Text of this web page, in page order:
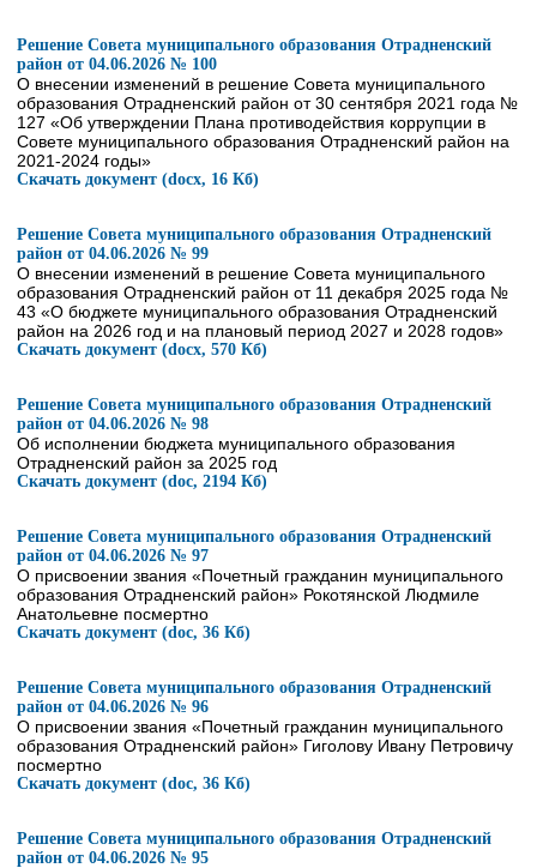
Решение Совета муниципального образования Отрадненский
район от 04.06.2026 № 100
О внесении изменений в решение Совета муниципального
образования Отрадненский район от 30 сентября 2021 года №
127 «Об утверждении Плана противодействия коррупции в
Совете муниципального образования Отрадненский район на
2021-2024 годы»
Скачать документ (docx, 16 Кб)
Решение Совета муниципального образования Отрадненский
район от 04.06.2026 № 99
О внесении изменений в решение Совета муниципального
образования Отрадненский район от 11 декабря 2025 года №
43 «О бюджете муниципального образования Отрадненский
район на 2026 год и на плановый период 2027 и 2028 годов»
Скачать документ (docx, 570 Кб)
Решение Совета муниципального образования Отрадненский
район от 04.06.2026 № 98
Об исполнении бюджета муниципального образования
Отрадненский район за 2025 год
Скачать документ (doc, 2194 Кб)
Решение Совета муниципального образования Отрадненский
район от 04.06.2026 № 97
О присвоении звания «Почетный гражданин муниципального
образования Отрадненский район» Рокотянской Людмиле
Анатольевне посмертно
Скачать документ (doc, 36 Кб)
Решение Совета муниципального образования Отрадненский
район от 04.06.2026 № 96
О присвоении звания «Почетный гражданин муниципального
образования Отрадненский район» Гиголову Ивану Петровичу
посмертно
Скачать документ (doc, 36 Кб)
Решение Совета муниципального образования Отрадненский
район от 04.06.2026 № 95